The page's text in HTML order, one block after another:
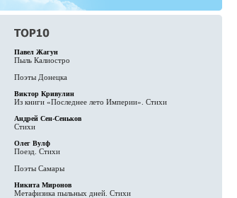
Павел Жагун
Пыль Калиостро
Поэты Донецка
Виктор Кривулин
Из книги «Последнее лето Империи». Стихи
Андрей Сен-Сеньков
Стихи
Олег Вулф
Поезд. Стихи
Поэты Самары
Никита Миронов
Метафизика пыльных дней. Стихи